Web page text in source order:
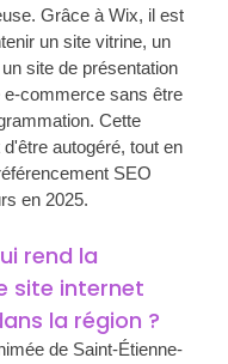
Grâce à Wix, il est
un site vitrine, un
site de présentation
commerce sans être
Cette
autogéré, tout en
SEO
en 2025.
rend la
site internet
la région ?
de Saint-Étienne-